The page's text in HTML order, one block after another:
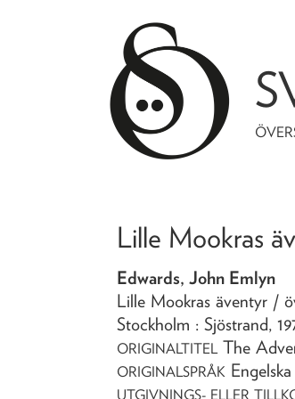
Lille Mookras
Edwards, John Emlyn
Lille Mookras äventyr /
Stockholm : Sjöstrand,
ORIGINALTITEL The
ORIGINALSPRÅK Engelska
UTGIVNINGS- ELLER